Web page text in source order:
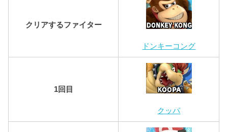
クリアするファイター
ドンキーコング
1回目
クッパ